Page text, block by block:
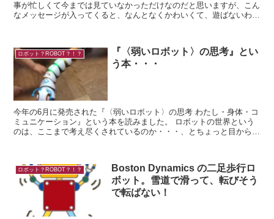
事が忙しくて今までは見ていなかっただけなのだと思いますが、こん
なメッセージが入ってくると、なんとなくかわいくて、遊ばないわけ
ロボット？ROBOT？！？
『〈弱いロボット〉の思考』とい
う本・・・
今年の6月に発売された『〈弱いロボット〉の思考 わたし・身体・コ
ミュニケーション』という本を読みました。 ロボットの世界という
のは、ここまで考え尽くされているのか・・・、とちょっと目からう
ロボット？ROBOT？！？
Boston Dynamics の二足歩行ロ
ボット。雪道で滑って、転びそう
で転ばない！